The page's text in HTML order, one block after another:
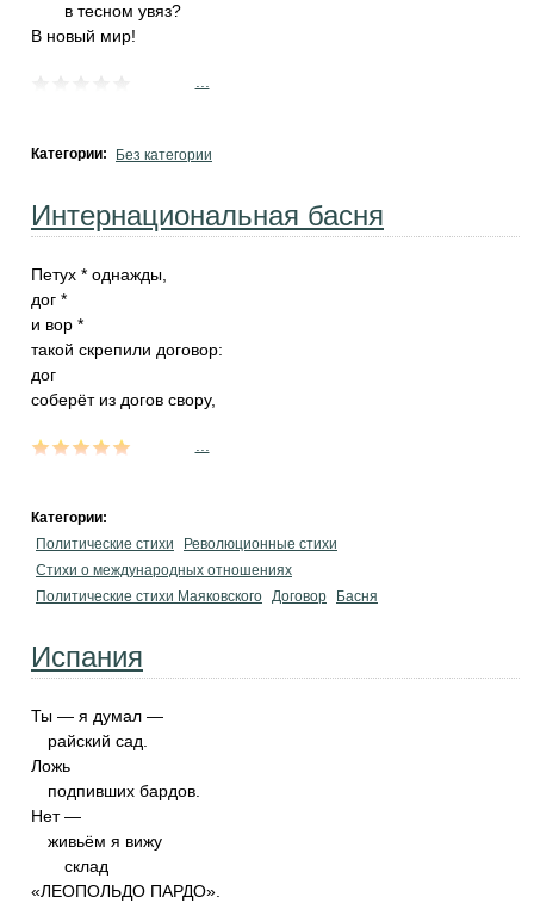
в тесном увяз?
В новый мир!
Категории: Без категории
Интернациональная басня
Петух * однажды,
дог *
и вор *
такой скрепили договор:
дог
соберёт из догов свору,
Категории:
Политические стихи
Революционные стихи
Стихи о международных отношениях
Политические стихи Маяковского Договор Басня
Испания
Ты — я думал —
райский сад.
Ложь
подпивших бардов.
Нет —
живьём я вижу
склад
«ЛЕОПОЛЬДО ПАРДО».